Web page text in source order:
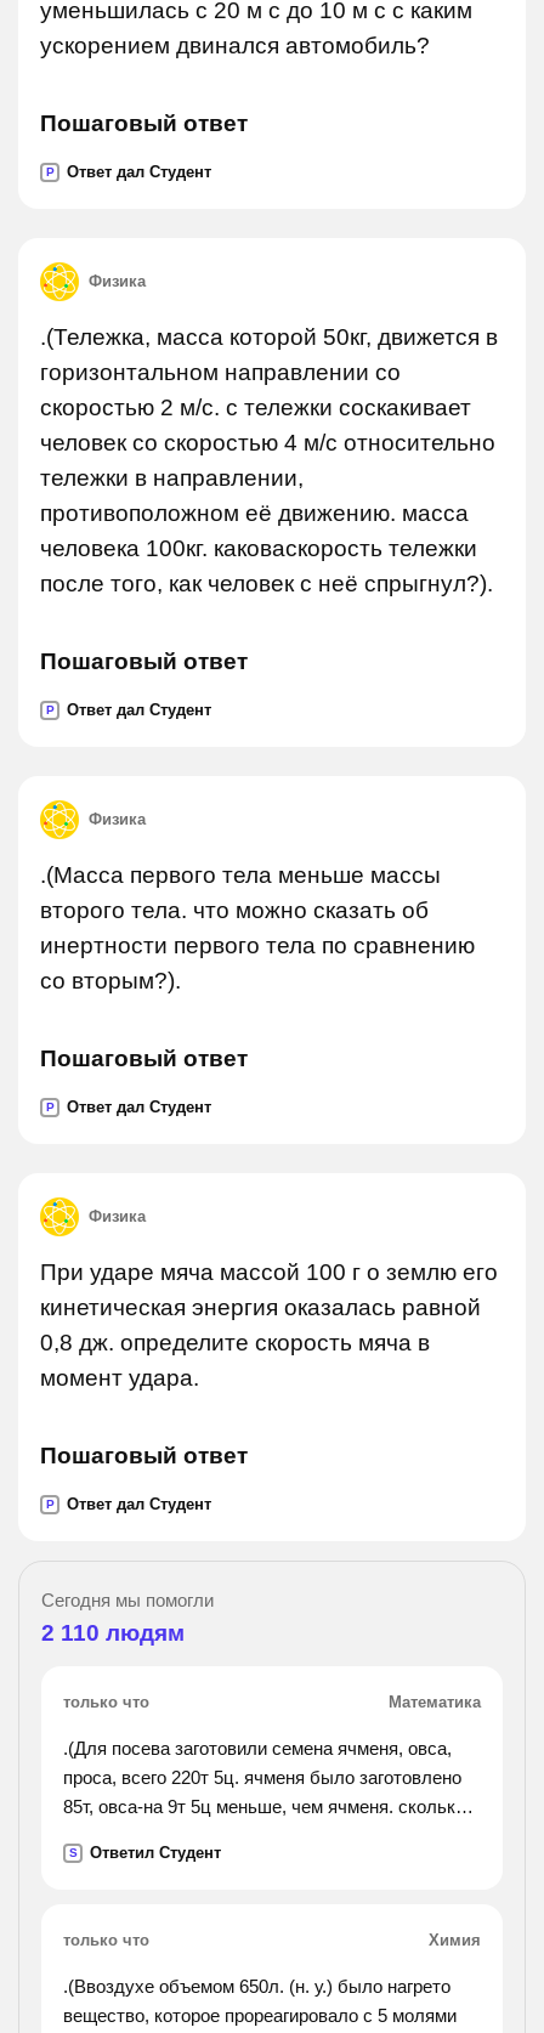
уменьшилась с 20 м с до 10 м с с каким
ускорением двинался автомобиль?
Пошаговый ответ
P Ответ дал Студент
Физика
.(Тележка, масса которой 50кг, движется в
горизонтальном направлении со
скоростью 2 м/с. с тележки соскакивает
человек со скоростью 4 м/с относительно
тележки в направлении,
противоположном её движению. масса
человека 100кг. каковаскорость тележки
после того, как человек с неё спрыгнул?).
Пошаговый ответ
P Ответ дал Студент
Физика
.(Масса первого тела меньше массы
второго тела. что можно сказать об
инертности первого тела по сравнению
со вторым?).
Пошаговый ответ
P Ответ дал Студент
Физика
При ударе мяча массой 100 г о землю его
кинетическая энергия оказалась равной
0,8 дж. определите скорость мяча в
момент удара.
Пошаговый ответ
P Ответ дал Студент
Сегодня мы помогли
2 110 людям
только что Математика
.(Для посева заготовили семена ячменя, овса,
проса, всего 220т 5ц. ячменя было заготовлено
85т, овса-на 9т 5ц меньше, чем ячменя. сколько
S Ответил Студент
только что Химия
.(Ввоздухе объемом 650л. (н. у.) было нагрето
вещество, которое прореагировало с 5 молями